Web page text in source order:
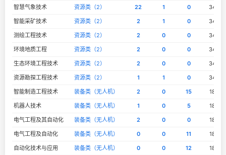
智慧气象技术
资源类（2） 22 1 0
348
智能采矿技术
资源类（2） 2 1 0
348
测绘工程技术
资源类（2） 2 0 0
348
环境地质工程
资源类（2） 2 0 0
348
生态环境工程技术
资源类（2） 2 0 0
348
资源勘探工程技术
资源类（2） 1 1 0
348
智能制造工程技术
装备类（无人机） 2 0 15
180
机器人技术
装备类（无人机） 1 0 5
180
电气工程及其自动化
装备类（无人机） 2 0 0
180
电气工程及自动化
装备类（无人机） 0 0 11
180
自动化技术与应用
装备类（无人机） 0 0 12 180